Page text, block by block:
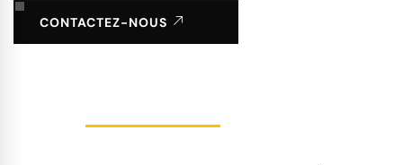
CONTACTEZ-NOUS